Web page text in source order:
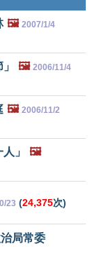
🖼️ 2007/1/4
🖼️ 2006/11/4
🖼️ 2006/11/2
」 🖼️
23 (24,375次)
局常委